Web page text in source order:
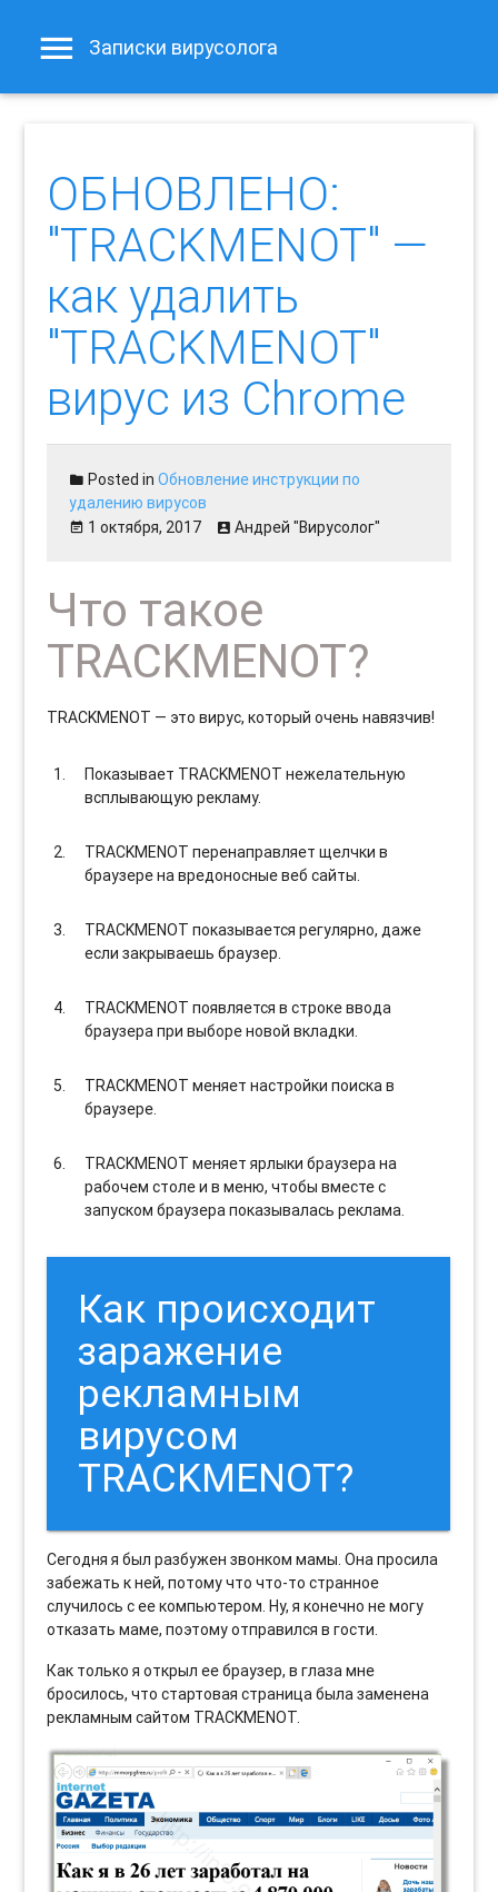
Записки вирусолога
ОБНОВЛЕНО:
"TRACKMENOT" —
как удалить
"TRACKMENOT"
вирус из Chrome
Posted inОбновление инструкции по
удалению вирусов
1 октября, 2017
Андрей "Вирусолог"
Что такое
TRACKMENOT?
TRACKMENOT — это вирус, который очень навязчив!
Показывает TRACKMENOT нежелательную
всплывающую рекламу.
TRACKMENOT перенаправляет щелчки в
браузере на вредоносные веб сайты.
TRACKMENOT показывается регулярно, даже
если закрываешь браузер.
TRACKMENOT появляется в строке ввода
браузера при выборе новой вкладки.
TRACKMENOT меняет настройки поиска в
браузере.
TRACKMENOT меняет ярлыки браузера на
рабочем столе и в меню, чтобы вместе с
запуском браузера показывалась реклама.
Как происходит
заражение
рекламным
вирусом
TRACKMENOT?
Сегодня я был разбужен звонком мамы. Она просила
забежать к ней, потому что что-то странное
случилось с ее компьютером. Ну, я конечно не могу
отказать маме, поэтому отправился в гости.
Как только я открыл ее браузер, в глаза мне
бросилось, что стартовая страница была заменена
рекламным сайтом TRACKMENOT.